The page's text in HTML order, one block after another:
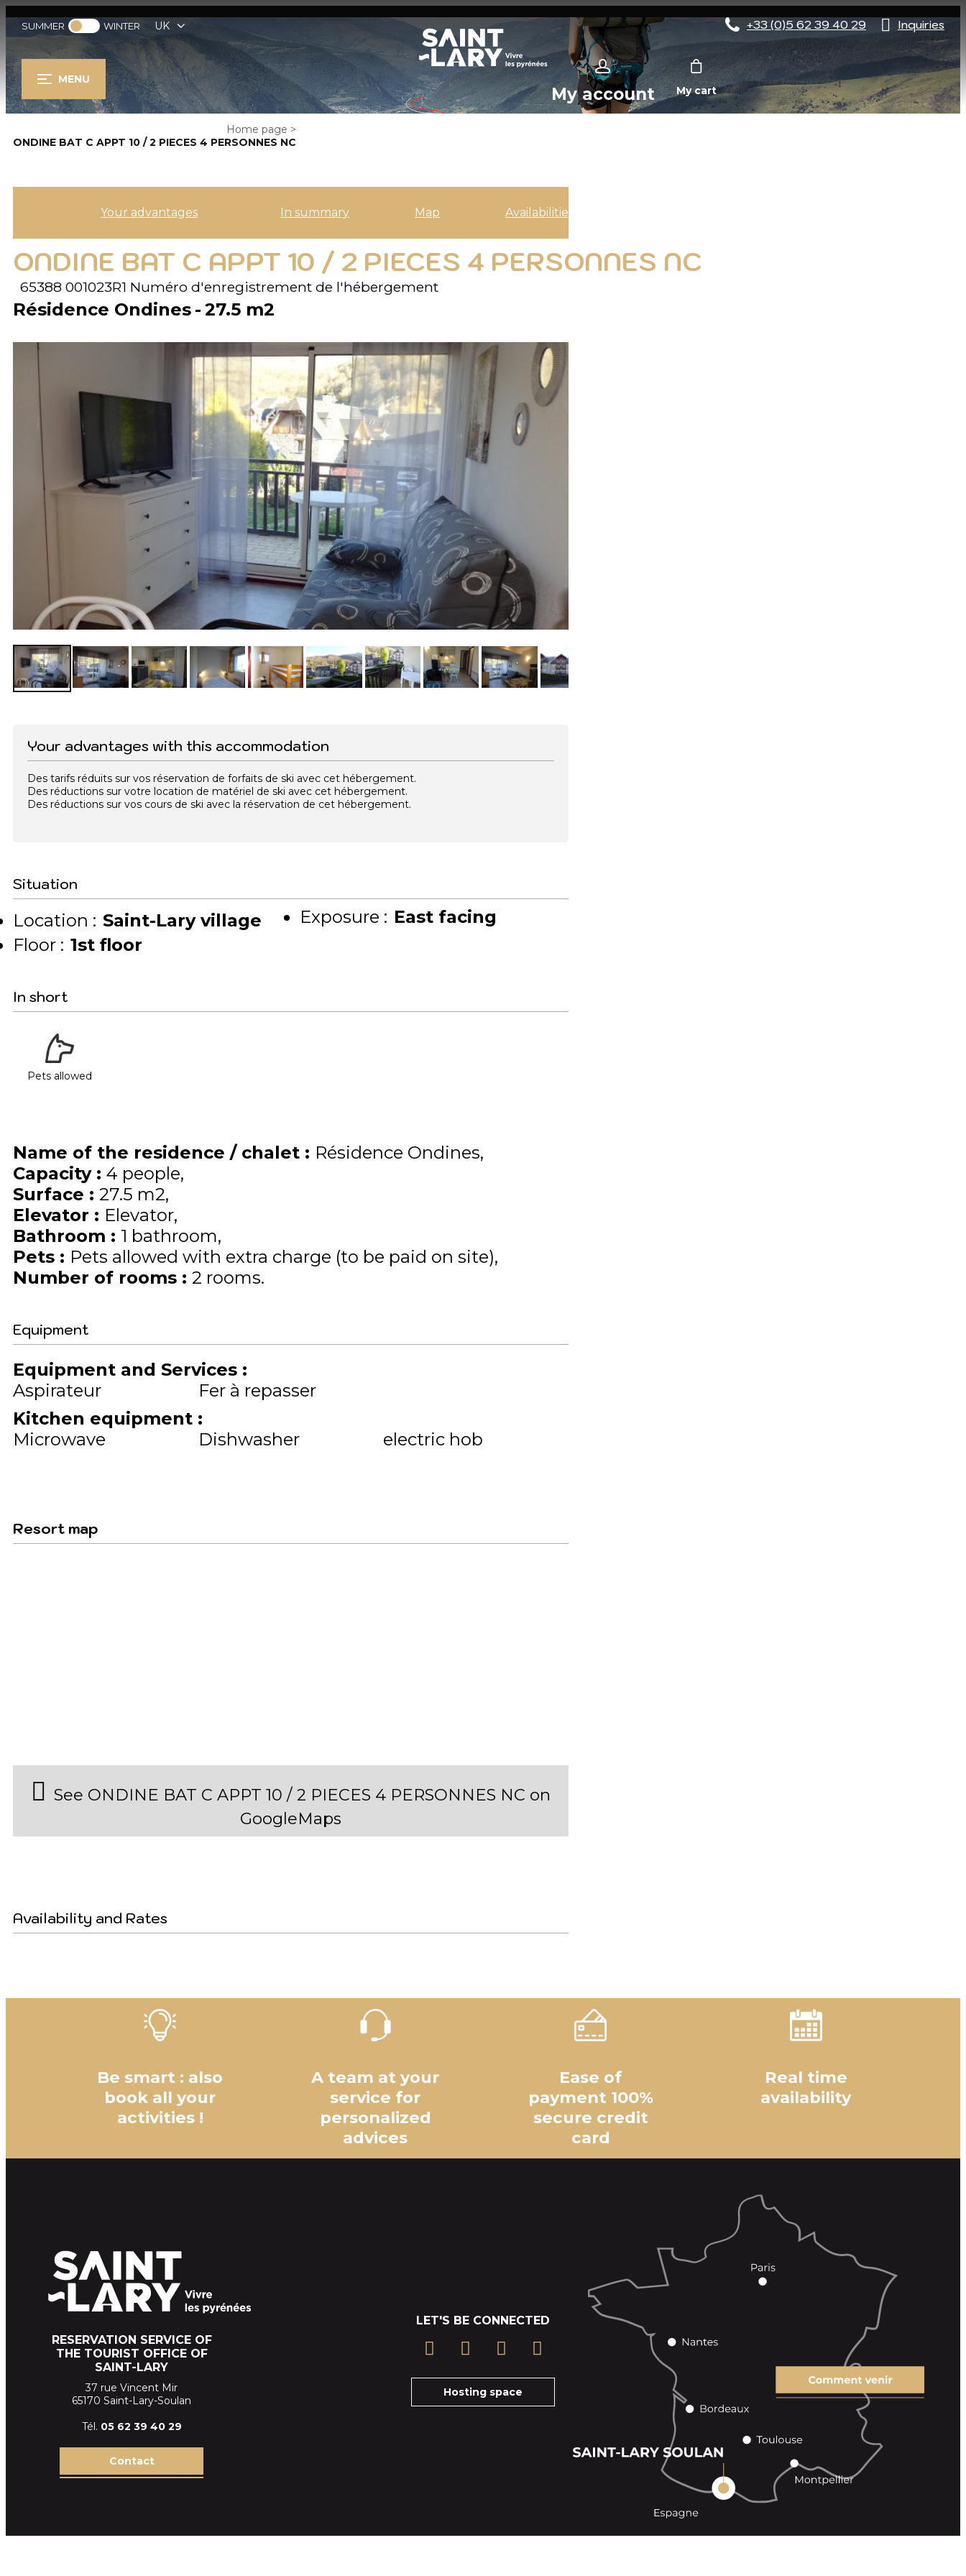
SUMMER WINTER UK +33 (0)5 62 39 40 29 Inquiries
MENU
My account My cart
Home page >
ONDINE BAT C APPT 10 / 2 PIECES 4 PERSONNES NC
Your advantages In summary Map Availabilities
ONDINE BAT C APPT 10 / 2 PIECES 4 PERSONNES NC
65388 001023R1 Numéro d'enregistrement de l'hébergement
Résidence Ondines 27.5 m2
Your advantages with this accommodation
Des tarifs réduits sur vos réservation de forfaits de ski avec cet hébergement.
Des réductions sur votre location de matériel de ski avec cet hébergement.
Des réductions sur vos cours de ski avec la réservation de cet hébergement.
Situation
Location : Saint-Lary village
Floor : 1st floor
Exposure : East facing
In short
Pets allowed
Name of the residence / chalet : Résidence Ondines
Capacity : 4 people
Surface : 27.5 m2
Elevator : Elevator
Bathroom : 1 bathroom
Pets : Pets allowed with extra charge (to be paid on site)
Number of rooms : 2 rooms
Equipment
Equipment and Services :
Aspirateur
Fer à repasser
Kitchen equipment :
Microwave
Dishwasher electric hob
Resort map
See ONDINE BAT C APPT 10 / 2 PIECES 4 PERSONNES NC on
GoogleMaps
Availability and Rates
Be smart : also
book all your
activities !
A team at your
service for
personalized
advices
Ease of
payment 100%
secure credit
card
Real time
availability
RESERVATION SERVICE OF
THE TOURIST OFFICE OF
SAINT-LARY
37 rue Vincent Mir
65170 Saint-Lary-Soulan
Tél. 05 62 39 40 29
Contact
LET'S BE CONNECTED
Hosting space